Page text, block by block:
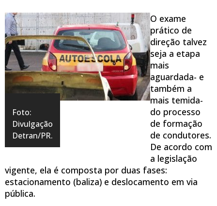
Foto:
Divulgação
Detran/PR.
O exame
prático de
direção talvez
seja a etapa
mais
aguardada- e
também a
mais temida-
do processo
de formação
de condutores.
De acordo com
a legislação
vigente, ela é composta por duas fases:
estacionamento (baliza) e deslocamento em via
pública.